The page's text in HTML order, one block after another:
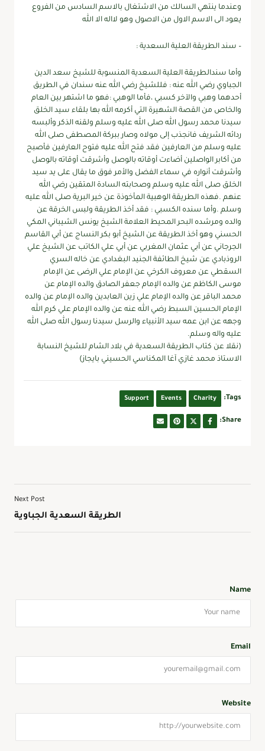
وعندما ينتهي السالك من الاشتغال بالاسم السادس من الفروع
يعود الى الاسم الاول من الاصول وهو لااله الا الله
– سند الطريقة العلية السعدية :
وأما سندالطريقة العلية السعدية المنسوبة للشيخ سعد الدين
الجباوي رضي الله عنه : فللشيخ رضي الله عنه سندان في الطريق
أحدهما وهبي والآخر كسبي ،فأما الوهبي :فهو ما اشتهر بين العام
والخاص من القصة الشهيرة التي أكرمه الله بها بلقاء سيد الخلق
سيدنا محمد رسول الله صلى الله عليه وسلم ولقنه الذكر وألبسه
ردائه الشريف فانجذب إلى مولاه وصار ببركة المصطفى صلى الله
عليه وسلم من العارفين فقد فتح الله عليه فتوح العارفين فأصبح
من أكابر الواصلين أضاءت أوقاته بالوصل وأشرقت أوقاته بالوصل
وأشرقت أنواره في سماء الفضل والأمر فوق ما يقال على يد سيد
الخلق صلى الله عليه وسلم وصحابته السادة المتقين رضي الله
عنهم .فهذه الطريقة الوهبية المأخوذة عن خير البرية صلى الله عليه
وسلم .وأما سنده الكسبي : فقد أخذ الطريقة ولبس الخرقة عن
والده ومرشده البحر المحيط العلامة الشيخ يونس الشيباني المكي
الحسني وهو أخذ الطريقة عن الشيخ أبو بكر النساج عن أبي القاسم
الجرجاني عن أبي عثمان المغربي عن أبي علي الكاتب عن الشيخ علي
الروذبادي عن شيخ الطائفة الجنيد البغدادي عن خاله السري
السقطي عن معروف الكرخي عن الإمام علي الرضى عن الإمام
موسى الكاظم عن والده الإمام جعفر الصادق والده الإمام عن
محمد الباقر عن والده الإمام علي زين العابدين والده الإمام عن والده
الإمام الحسين السبط رضي الله عنه عن والده الإمام علي كرم الله
وجهه عن ابن عمه سيد الأنبياء والرسل سيدنا رسول الله صلى الله
عليه واله وسلم.
(نقلا عن كتاب الطريقة السعدية في بلاد الشام للشيخ النسابة
الاستاذ محمد غازي آغا المكناسي الحسيني بايجاز)
Tags:
Charity
Events
Support
Share:
Next Post
الطريقة السعدية الجباوية
Name
Email
Website